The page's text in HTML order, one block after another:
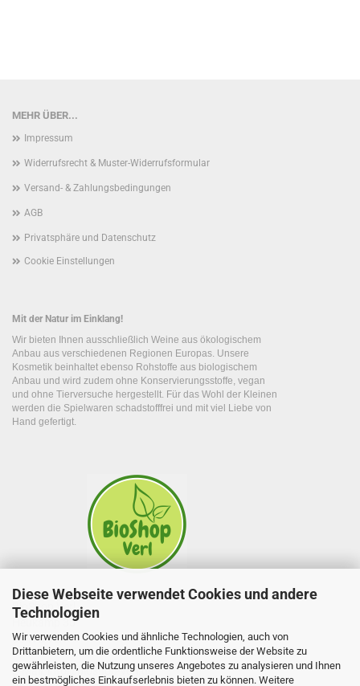
Diese Webseite verwendet Cookies und andere
Technologien
Wir verwenden Cookies und ähnliche Technologien, auch von
Drittanbietern, um die ordentliche Funktionsweise der Website zu
gewährleisten, die Nutzung unseres Angebotes zu analysieren und Ihnen
ein bestmögliches Einkaufserlebnis bieten zu können. Weitere
MEHR ÜBER...
Impressum
Widerrufsrecht & Muster-Widerrufsformular
Versand- & Zahlungsbedingungen
AGB
Privatsphäre und Datenschutz
Cookie Einstellungen
Mit der Natur im Einklang!
Wir bieten Ihnen ausschließlich Weine aus ökologischem
Anbau aus verschiedenen Regionen Europas. Unsere
Kosmetik beinhaltet ebenso Rohstoffe aus biologischem
Anbau und wird zudem ohne Konservierungsstoffe, vegan
und ohne Tierversuche hergestellt. Für das Wohl der Kleinen
werden die Spielwaren schadstofffrei und mit viel Liebe von
Hand gefertigt.
BioShop Verl
Heukamp 30
33415 Verl
E-Mail: info@bioshop-verl.de